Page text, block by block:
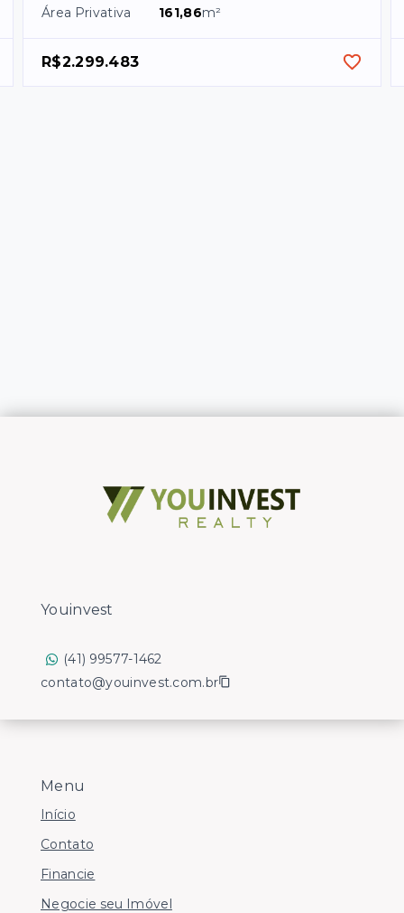
Área Privativa
161,86m²
R$2.299.483
Menu
Início
Contato
Financie
Negocie seu Imóvel
Youinvest
(41) 99577-1462
contato@youinvest.com.br